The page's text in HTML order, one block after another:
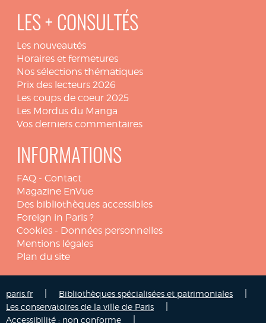
LES + CONSULTÉS
Les nouveautés
Horaires et fermetures
Nos sélections thématiques
Prix des lecteurs 2026
Les coups de coeur 2025
Les Mordus du Manga
Vos derniers commentaires
INFORMATIONS
FAQ - Contact
Magazine EnVue
Des bibliothèques accessibles
Foreign in Paris ?
Cookies - Données personnelles
Mentions légales
Plan du site
paris.fr Bibliothèques spécialisées et patrimoniales
Les conservatoires de la ville de Paris
Accessibilité : non conforme